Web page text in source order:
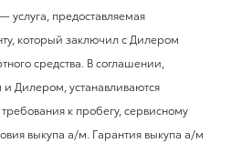
услуга, предоставляемая
который заключил с Дилером
средства. В соглашении,
Дилером, устанавливаются
к пробегу, сервисному
выкупа а/м. Гарантия выкупа а/м